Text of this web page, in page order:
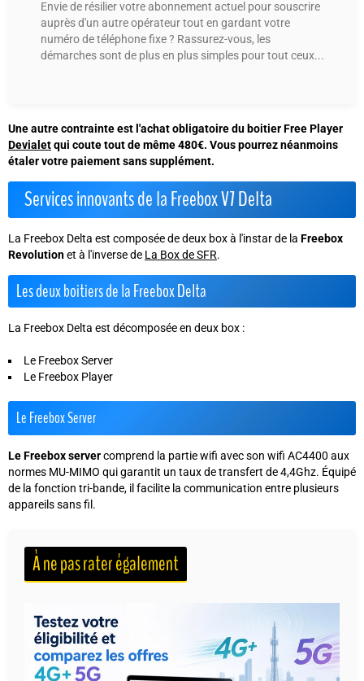
Envie de résilier votre abonnement actuel pour souscrire
auprès d'un autre opérateur tout en gardant votre
numéro de téléphone fixe ? Rassurez-vous, les
démarches sont de plus en plus simples pour tout ceux...
Une autre contrainte est l'achat obligatoire du boitier Free Player
Devialetqui coute tout de même 480€. Vous pourrez néanmoins
étaler votre paiement sans supplément.
Services innovants de la Freebox V7 Delta
La Freebox Delta est composée de deux box à l'instar de la Freebox
Revolutionet à l'inverse de La Box de SFR.
Les deux boitiers de la Freebox Delta
La Freebox Delta est décomposée en deux box :
Le Freebox Server
Le Freebox Player
Le Freebox Server
Le Freebox servercomprend la partie wifi avec son wifi AC4400 aux
normes MU-MIMO qui garantit un taux de transfert de 4,4Ghz. Équipé
de la fonction tri-bande, il facilite la communication entre plusieurs
appareils sans fil.
À ne pas rater également